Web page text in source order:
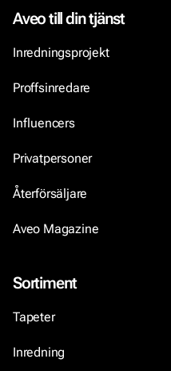
Aveo till din tjänst
Inredningsprojekt
Proffsinredare
Influencers
Privatpersoner
Återförsäljare
Aveo Magazine
Sortiment
Tapeter
Inredning